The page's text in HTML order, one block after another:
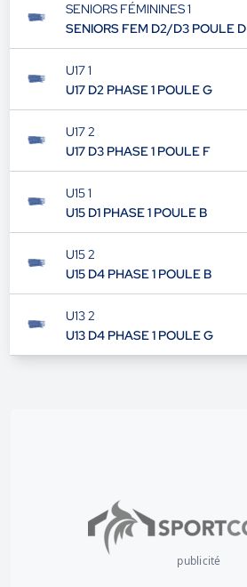
SENIORS FÉMININES 1
SENIORS FEM D2/D3 POULE D
U17 1
U17 D2 PHASE 1 POULE G
U17 2
U17 D3 PHASE 1 POULE F
U15 1
U15 D1 PHASE 1 POULE B
U15 2
U15 D4 PHASE 1 POULE B
U13 2
U13 D4 PHASE 1 POULE G
publicité